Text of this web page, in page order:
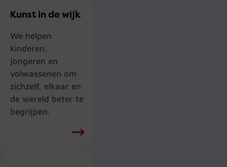
Kunst in de wijk
We helpen
kinderen,
jongeren en
volwassenen om
zichzelf, elkaar en
de wereld beter te
begrijpen.